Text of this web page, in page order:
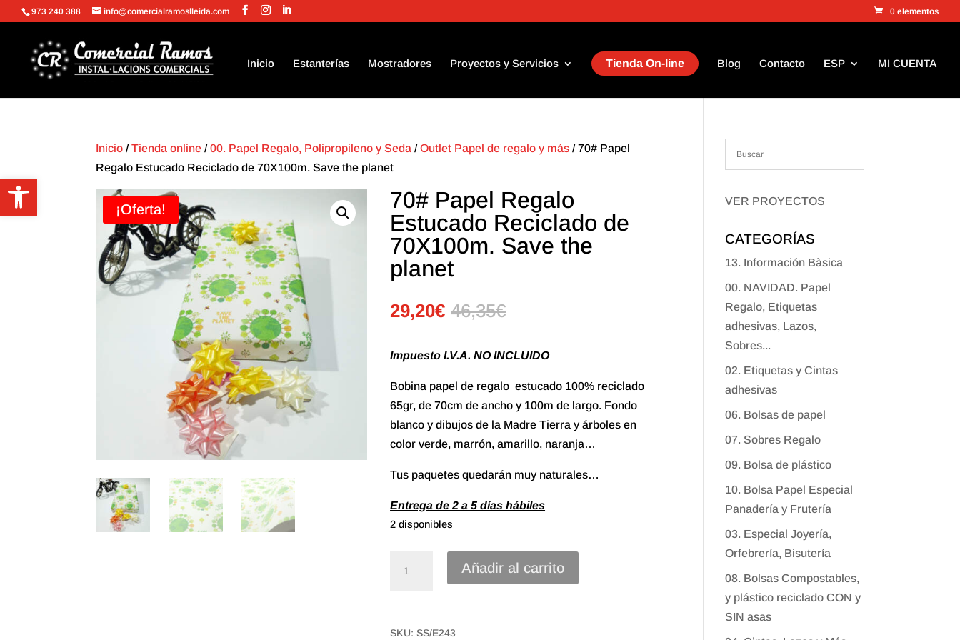
Abrir barra de herramientas
973 240 388 info@comercialramoslleida.com 0 elementos
Inicio Estanterías Mostradores Proyectos y Servicios Tienda On-line Blog Contacto ESP MI CUENTA
Inicio /Tienda online /00. Papel Regalo, Polipropileno y Seda /Outlet Papel de regalo y más / 70# Papel
Regalo Estucado Reciclado de 70X100m. Save the planet
¡Oferta!
70# Papel Regalo
Estucado Reciclado de
70X100m. Save the
planet
29,20€ 46,35€
Impuesto I.V.A. NO INCLUIDO
Bobina papel de regalo estucado 100% reciclado
65gr, de 70cm de ancho y 100m de largo. Fondo
blanco y dibujos de la Madre Tierra y árboles en
color verde, marrón, amarillo, naranja…
Tus paquetes quedarán muy naturales…
Entrega de 2 a 5 días hábiles
2 disponibles
Estucado
Reciclado
Añadir al carrito
SKU: SS/E243
VER PROYECTOS
CATEGORÍAS
13. Información Bàsica
00. NAVIDAD. Papel
Regalo, Etiquetas
adhesivas, Lazos,
Sobres...
02. Etiquetas y Cintas
adhesivas
06. Bolsas de papel
07. Sobres Regalo
09. Bolsa de plástico
10. Bolsa Papel Especial
Panadería y Frutería
03. Especial Joyería,
Orfebrería, Bisutería
08. Bolsas Compostables,
y plástico reciclado CON y
SIN asas